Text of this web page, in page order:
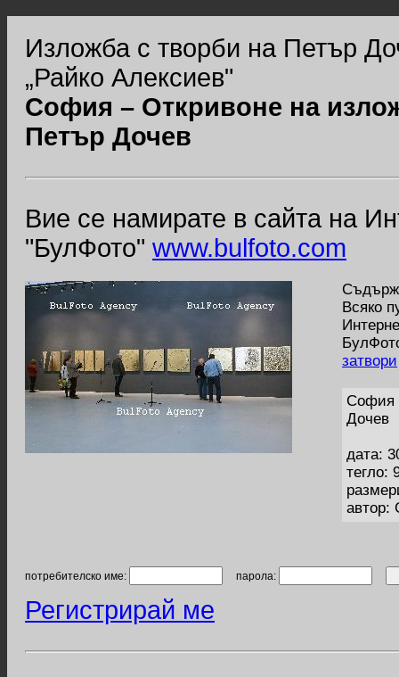
Изложба с творби на Петър
„Райко Алексиев"
София – Откривоне на
Петър Дочев
Вие се намирате в сайта на
"БулФото" www.bulfoto.com
Всяко
затвори
София
Дочев
дата:
тегло:
автор:
потребителско име: парола:
Регистрирай ме